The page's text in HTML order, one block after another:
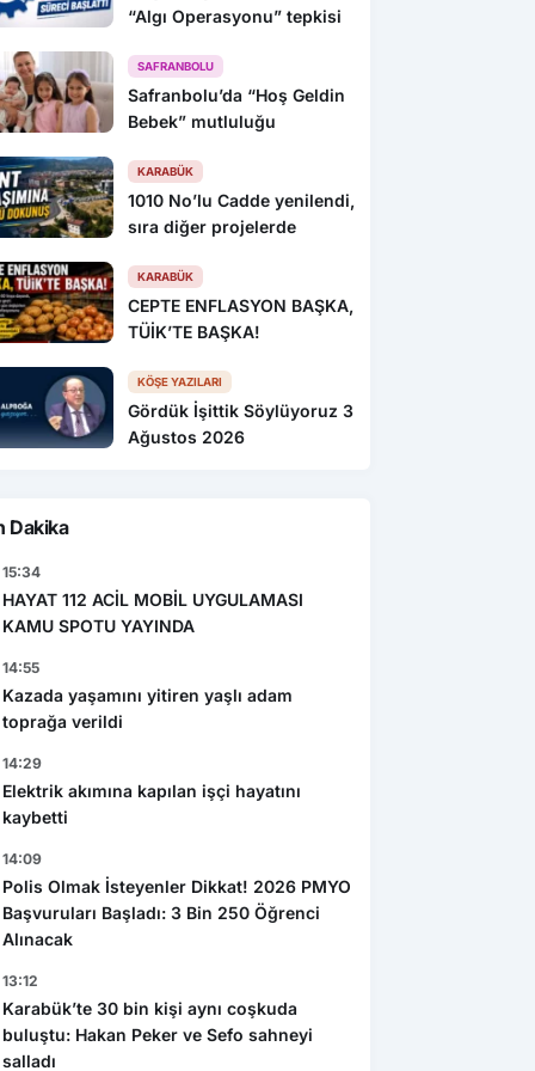
“Algı Operasyonu” tepkisi
SAFRANBOLU
Safranbolu’da “Hoş Geldin
Bebek” mutluluğu
KARABÜK
1010 No’lu Cadde yenilendi,
sıra diğer projelerde
KARABÜK
CEPTE ENFLASYON BAŞKA,
TÜİK’TE BAŞKA!
KÖŞE YAZILARI
Gördük İşittik Söylüyoruz 3
Ağustos 2026
Dakika
15:34
HAYAT 112 ACİL MOBİL UYGULAMASI
KAMU SPOTU YAYINDA
14:55
Kazada yaşamını yitiren yaşlı adam
toprağa verildi
14:29
Elektrik akımına kapılan işçi hayatını
kaybetti
14:09
Polis Olmak İsteyenler Dikkat! 2026 PMYO
Başvuruları Başladı: 3 Bin 250 Öğrenci
Alınacak
13:12
Karabük’te 30 bin kişi aynı coşkuda
buluştu: Hakan Peker ve Sefo sahneyi
salladı